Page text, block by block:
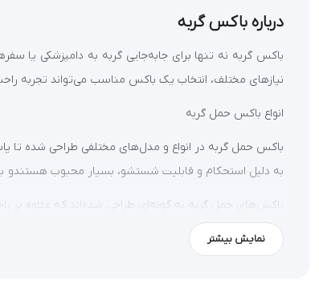
درباره باکس گربه
باکس گربه نه تنها برای جابه‌جایی گربه به دامپزشکی یا
نیازهای مختلف، انتخاب یک باکس مناسب می‌تواند تجربه
انواع باکس حمل گربه
باکس حمل گربه در انواع و مدل‌های مختلفی طراحی شده تا
به دلیل استحکام و قابلیت شستشو، بسیار محبوب هستندو
باکس‌های حمل گربه به گونه‌ای طراحی شده‌اند که علاوه بر
قیمت باکس گربه
نمایش بیشتر